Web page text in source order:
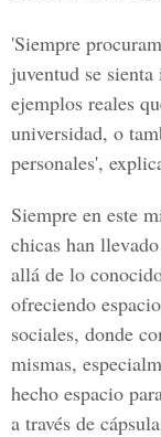
'Siempre
juventud se
ejemplos reales
universidad, o
personales',
Siempre en este
chicas han
allá de lo
ofreciendo
sociales, donde
mismas,
hecho espacio
a través de